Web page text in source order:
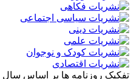
تفکیک روزنامه ها بر اساس سال